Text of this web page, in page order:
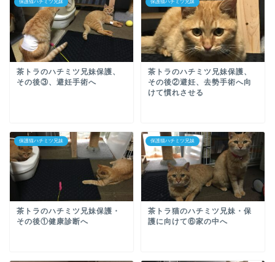
保護猫ハチミツ兄妹
茶トラのハチミツ兄妹保護、
その後③、避妊手術へ
保護猫ハチミツ兄妹
茶トラのハチミツ兄妹保護、
その後②避妊、去勢手術へ向
けて慣れさせる
保護猫ハチミツ兄妹
茶トラのハチミツ兄妹保護・
その後①健康診断へ
保護猫ハチミツ兄妹
茶トラ猫のハチミツ兄妹・保
護に向けて⑥家の中へ